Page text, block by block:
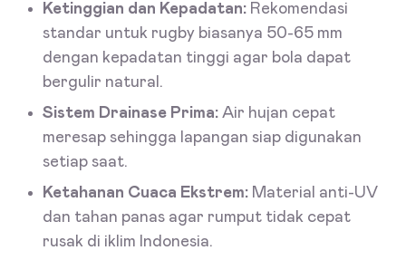
Ketinggian dan Kepadatan: Rekomendasi
standar untuk rugby biasanya 50-65 mm
dengan kepadatan tinggi agar bola dapat
bergulir natural.
Sistem Drainase Prima: Air hujan cepat
meresap sehingga lapangan siap digunakan
setiap saat.
Ketahanan Cuaca Ekstrem: Material anti-UV
dan tahan panas agar rumput tidak cepat
rusak di iklim Indonesia.